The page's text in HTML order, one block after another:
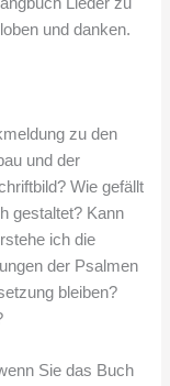
und danken.
zu den
und der
Wie gefällt
gestaltet? Kann
ich die
der Psalmen
bleiben?
Sie das Buch